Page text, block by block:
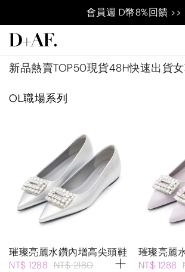
會員週 D幣8%回饋 >>
新品熱賣TOP50現貨48H快速出貨
OL職場系列
璀璨亮麗水鑽內增高尖頭鞋
NT$ 1288 NT$ 2180
璀璨亮麗
NT$ 1288